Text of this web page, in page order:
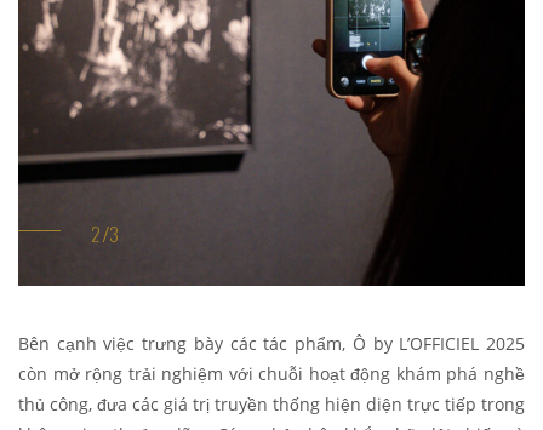
Bên cạnh việc trưng bày các tác phẩm, Ô by L’OFFICIEL 2025
còn mở rộng trải nghiệm với chuỗi hoạt động khám phá nghề
thủ công, đưa các giá trị truyền thống hiện diện trực tiếp trong